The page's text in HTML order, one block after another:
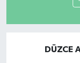
DÜZCE